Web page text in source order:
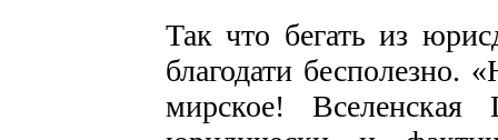
Так что бегать из
благодати бесполезно.
мирское!